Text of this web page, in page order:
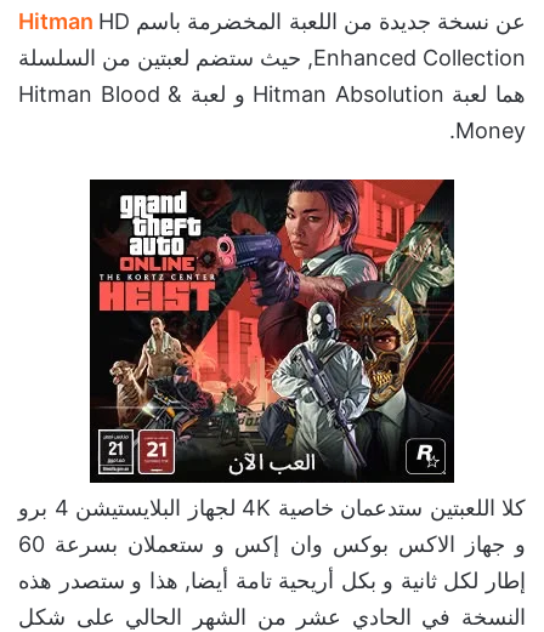
عن نسخة جديدة من اللعبة المخضرمة باسم
Hitman HD
Enhanced Collection, حيث ستضم لعبتين من السلسلة
هما لعبة Hitman Absolution و لعبة Hitman Blood &
Money.
كلا اللعبتين ستدعمان خاصية 4K لجهاز البلايستيشن 4 برو
و جهاز الاكس بوكس وان إكس و ستعملان بسرعة 60
إطار لكل ثانية و بكل أريحية تامة أيضا, هذا و ستصدر هذه
النسخة في الحادي عشر من الشهر الحالي على شكل